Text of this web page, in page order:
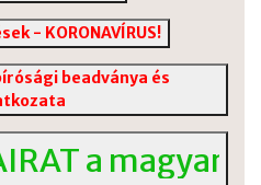
- KORONAVÍRUS!
beadványa és
a magyar